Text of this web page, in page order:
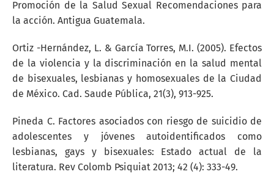
Promoción de la Salud Sexual Recomendaciones para
la acción. Antigua Guatemala.
Ortiz -Hernández, L. & García Torres, M.I. (2005). Efectos
de la violencia y la discriminación en la salud mental
de bisexuales, lesbianas y homosexuales de la Ciudad
de México. Cad. Saude Pública, 21(3), 913-925.
Pineda C. Factores asociados con riesgo de suicidio de
adolescentes y jóvenes autoidentificados como
lesbianas, gays y bisexuales: Estado actual de la
literatura. Rev Colomb Psiquiat 2013; 42 (4): 333-49.